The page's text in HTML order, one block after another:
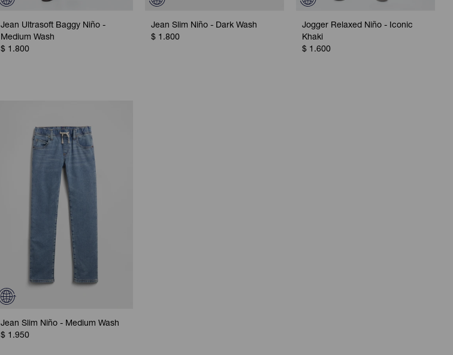
Jean Ultrasoft Baggy Niño -
Medium Wash
$ 1.800
Jean Slim Niño - Dark Wash
$ 1.800
Jogger Relaxed Niño - Iconic
Khaki
$ 1.600
Jean Slim Niño - Medium Wash
$ 1.950